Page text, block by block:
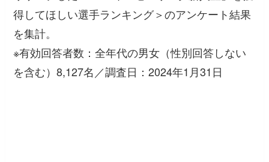
得してほしい選手ランキング＞のアンケート結果
を集計。
※有効回答者数：全年代の男女（性別回答しない
を含む）8,127名／調査日：2024年1月31日